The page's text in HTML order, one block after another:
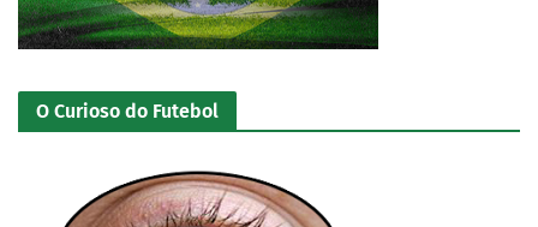
O Curioso do Futebol